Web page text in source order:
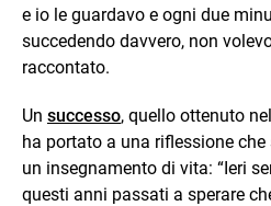
e io le guardavo e ogni due
succedendo davvero, non
raccontato.
Un successo, quello ottenuto
ha portato a una riflessione
un insegnamento di vita: “Ieri
questi anni passati a sperare